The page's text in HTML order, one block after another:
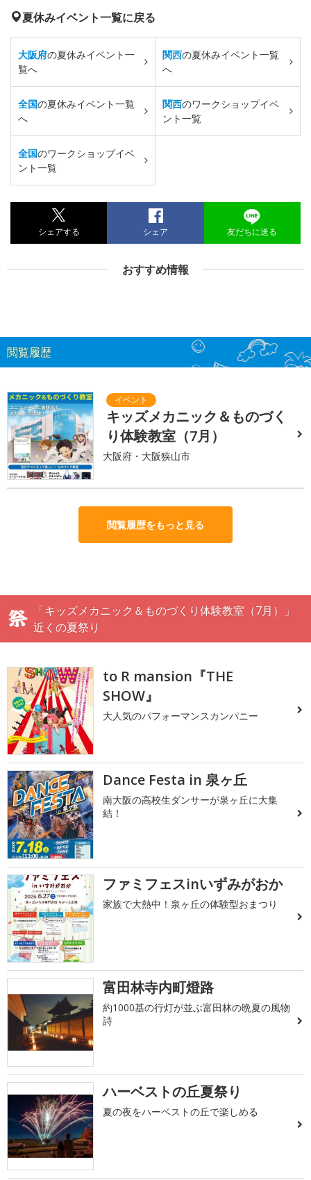
夏休みイベント一覧に戻る
大阪府の夏休みイベント一
覧へ
関西の夏休みイベント一覧
へ
全国の夏休みイベント一覧
へ
関西のワークショップイベ
ント一覧
全国のワークショップイベ
ント一覧
シェアする シェア 友だちに送る
おすすめ情報
閲覧履歴
キッズメカニック＆ものづく
り体験教室（7月）
大阪府・大阪狭山市
閲覧履歴をもっと見る
「キッズメカニック＆ものづくり体験教室（7月）」
近くの夏祭り
to R mansion『THE
SHOW』
大人気のパフォーマンスカンパニー
Dance Festa in 泉ヶ丘
南大阪の高校生ダンサーが泉ヶ丘に大集
結！
ファミフェスinいずみがおか
家族で大熱中！泉ヶ丘の体験型おまつり
富田林寺内町燈路
約1000基の行灯が並ぶ富田林の晩夏の風物
詩
ハーベストの丘夏祭り
夏の夜をハーベストの丘で楽しめる